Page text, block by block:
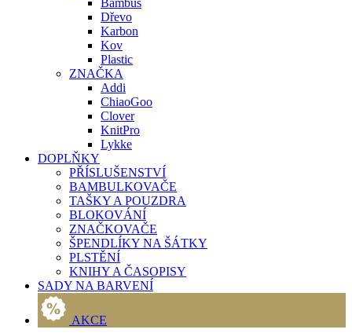
Dřevo
Karbon
Kov
Plastic
ZNAČKA
Addi
ChiaoGoo
Clover
KnitPro
Lykke
DOPLŇKY
PŘÍSLUŠENSTVÍ
BAMBULKOVAČE
TAŠKY A POUZDRA
BLOKOVÁNÍ
ZNAČKOVAČE
ŠPENDLÍKY NA ŠÁTKY
PLSTĚNÍ
KNIHY A ČASOPISY
SADY NA BARVENÍ
AKCE